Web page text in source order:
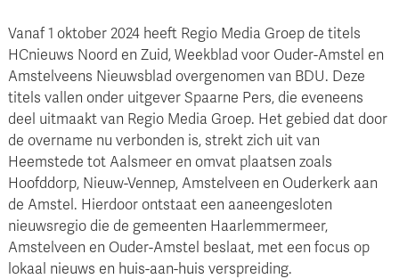
Vanaf 1 oktober 2024 heeft Regio Media Groep de titels
HCnieuws Noord en Zuid, Weekblad voor Ouder-Amstel en
Amstelveens Nieuwsblad overgenomen van BDU. Deze
titels vallen onder uitgever Spaarne Pers, die eveneens
deel uitmaakt van Regio Media Groep. Het gebied dat door
de overname nu verbonden is, strekt zich uit van
Heemstede tot Aalsmeer en omvat plaatsen zoals
Hoofddorp, Nieuw-Vennep, Amstelveen en Ouderkerk aan
de Amstel. Hierdoor ontstaat een aaneengesloten
nieuwsregio die de gemeenten Haarlemmermeer,
Amstelveen en Ouder-Amstel beslaat, met een focus op
lokaal nieuws en huis-aan-huis verspreiding.